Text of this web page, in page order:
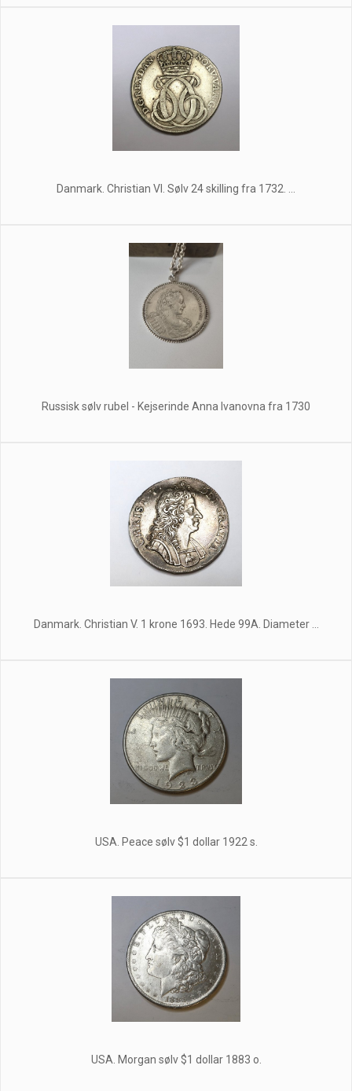
Danmark. Christian VI. Sølv 24 skilling fra 1732. ...
Russisk sølv rubel - Kejserinde Anna Ivanovna fra 1730
Danmark. Christian V. 1 krone 1693. Hede 99A. Diameter ...
USA. Peace sølv $1 dollar 1922 s.
USA. Morgan sølv $1 dollar 1883 o.